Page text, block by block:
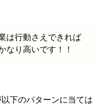
は行動さえできれば
なり高いです！！
下のパターンに当ては